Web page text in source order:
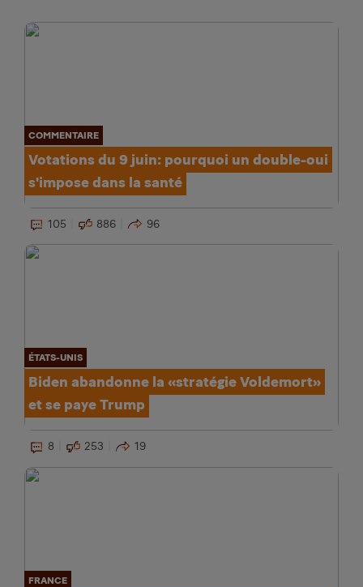
COMMENTAIRE
Votations du 9 juin: pourquoi un double-oui
s'impose dans la santé
105 886 96
ÉTATS-UNIS
Biden abandonne la «stratégie Voldemort»
et se paye Trump
8 253 19
FRANCE